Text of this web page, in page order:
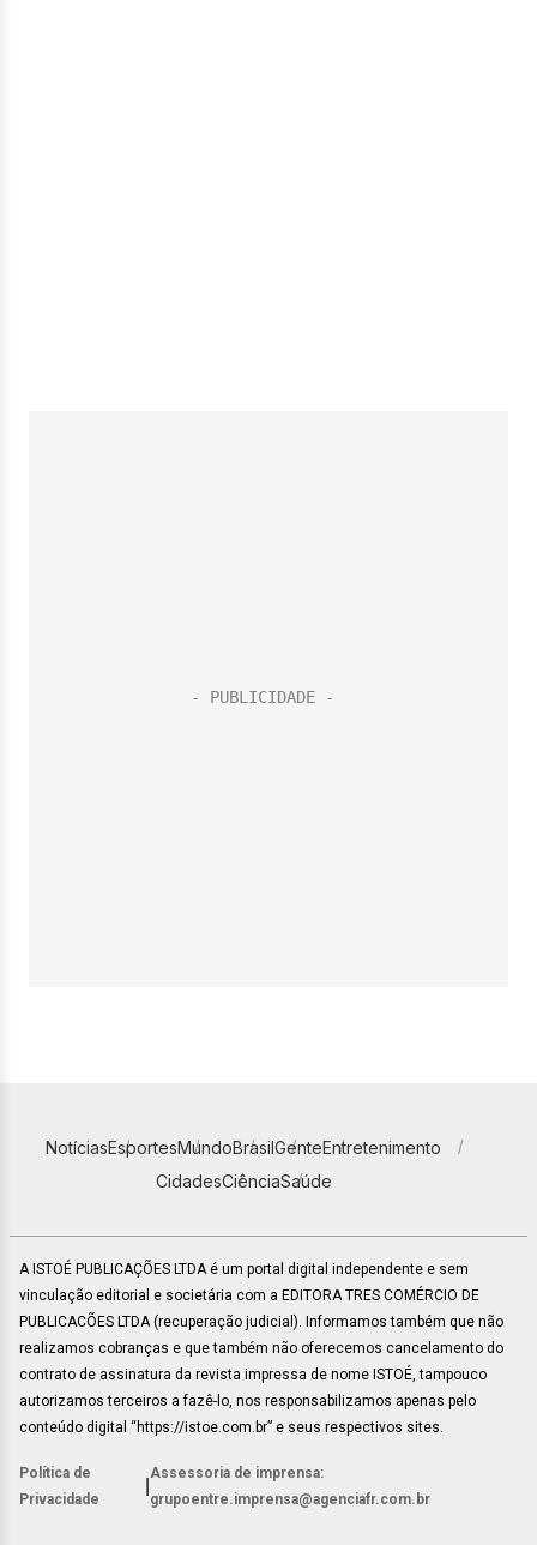
NotíciasEsportesMundoBrasilGenteEntretenimento
CidadesCiênciaSaúde
A ISTOÉ PUBLICAÇÕES LTDA é um portal digital independente e sem
vinculação editorial e societária com a EDITORA TRES COMÉRCIO DE
PUBLICACÕES LTDA (recuperação judicial). Informamos também que não
realizamos cobranças e que também não oferecemos cancelamento do
contrato de assinatura da revista impressa de nome ISTOÉ, tampouco
autorizamos terceiros a fazê-lo, nos responsabilizamos apenas pelo
conteúdo digital “https://istoe.com.br” e seus respectivos sites.
Política de
Privacidade
Assessoria de imprensa:
grupoentre.imprensa@agenciafr.com.br